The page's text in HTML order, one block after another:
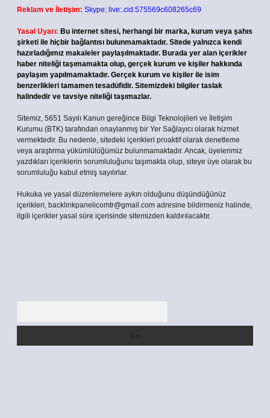
Reklam ve İletişim: Skype: live:.cid.575569c608265c69
Yasal Uyarı: Bu internet sitesi, herhangi bir marka, kurum veya şahıs
şirketi ile hiçbir bağlantısı bulunmamaktadır. Sitede yalnızca kendi
hazırladığımız makaleler paylaşılmaktadır. Burada yer alan içerikler
haber niteliği taşımamakta olup, gerçek kurum ve kişiler hakkında
paylaşım yapılmamaktadır. Gerçek kurum ve kişiler ile isim
benzerlikleri tamamen tesadüfidir. Sitemizdeki bilgiler taslak
halindedir ve tavsiye niteliği taşımazlar.
Sitemiz, 5651 Sayılı Kanun gereğince Bilgi Teknolojileri ve İletişim
Kurumu (BTK) tarafından onaylanmış bir Yer Sağlayıcı olarak hizmet
vermektedir. Bu nedenle, sitedeki içerikleri proaktif olarak denetleme
veya araştırma yükümlülüğümüz bulunmamaktadır. Ancak, üyelerimiz
yazdıkları içeriklerin sorumluluğunu taşımakta olup, siteye üye olarak bu
sorumluluğu kabul etmiş sayılırlar.
Hukuka ve yasal düzenlemelere aykırı olduğunu düşündüğünüz
içerikleri, backlinkpanelicomtr@gmail.com adresine bildirmeniz halinde,
ilgili içerikler yasal süre içerisinde sitemizden kaldırılacaktır.